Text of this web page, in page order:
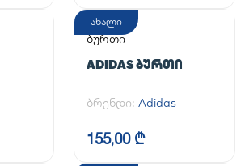
ახალი
ბურთი
ADIDAS ᲑᲣᲠᲗᲘ
ბრენდი: Adidas
155,00 ₾